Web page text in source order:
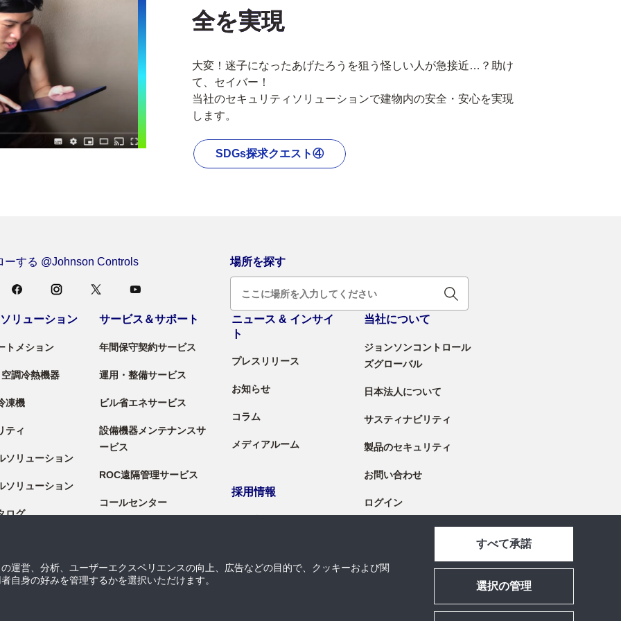
全を実現
大変！迷子になったあげたろうを狙う怪しい人が急接近…？助け
て、セイバー！
当社のセキュリティソリューションで建物内の安全・安心を実現
します。
SDGs探求クエスト④
ーする @Johnson Controls 場所を探す
リューション
トメション
調冷熱機器
凍機
ティ
ソリューション
ソリューション
ログ
サービス＆サポート
年間保守契約サービス
運用・整備サービス
ビル省エネサービス
設備機器メンテナンスサ
ービス
ROC遠隔管理サービス
コールセンター
導入セグメント
ニュース & インサイ
ト
プレスリリース
お知らせ
コラム
メディアルーム
採用情報
当社について
ジョンソンコントロール
ズグローバル
日本法人について
サスティナビリティ
製品のセキュリティ
お問い合わせ
ログイン
運営、分析、ユーザーエクスペリエンスの向上、広告などの目的で、クッキーおよび関
自身の好みを管理するかを選択いただけます。
選択の管理
すべて承諾